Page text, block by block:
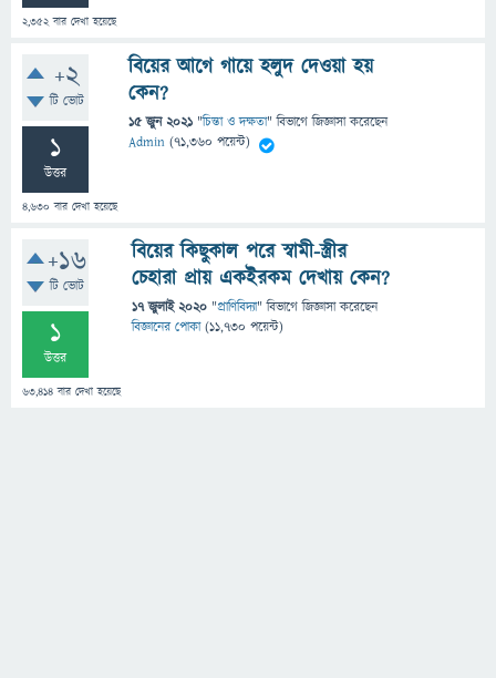
2,352বার দেখা হয়েছে
+2
টি ভোট
1
উত্তর
4,630 বার দেখা হয়েছে
বিয়ের আগে গায়ে হলুদ দেওয়া হয়
কেন?
15 জুন 2021 "চিন্তা ও দক্ষতা" বিভাগে জিজ্ঞাসাকরেছেন
Admin (71,360 পয়েন্ট)
+16
টি ভোট
1
উত্তর
63,414 বার দেখা হয়েছে
বিয়ের কিছুকাল পরে স্বামী-স্ত্রীর
চেহারা প্রায় একইরকম দেখায় কেন?
17 জুলাই 2020 "প্রাণিবিদ্যা" বিভাগে জিজ্ঞাসাকরেছেন
বিজ্ঞানের পোকা (11,730 পয়েন্ট)